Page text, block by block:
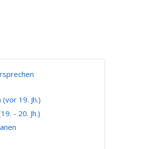
(vor 19. Jh.)
- 20. Jh.)